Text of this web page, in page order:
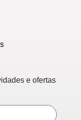
e ofertas